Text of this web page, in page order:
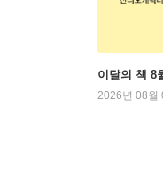
이달의 책 8
2026년 08월